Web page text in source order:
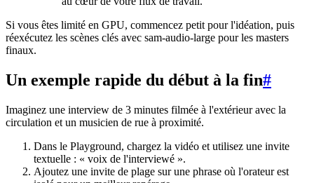
Si vous êtes limité en GPU, commencez petit pour l'idéation, puis
réexécutez les scènes clés avec sam-audio-large pour les masters
finaux.
Un exemple rapide du début à la fin#
Imaginez une interview de 3 minutes filmée à l'extérieur avec la
circulation et un musicien de rue à proximité.
Dans le Playground, chargez la vidéo et utilisez une invite
textuelle : « voix de l'interviewé ».
Ajoutez une invite de plage sur une phrase où l'orateur est